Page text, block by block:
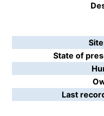
State of
Last